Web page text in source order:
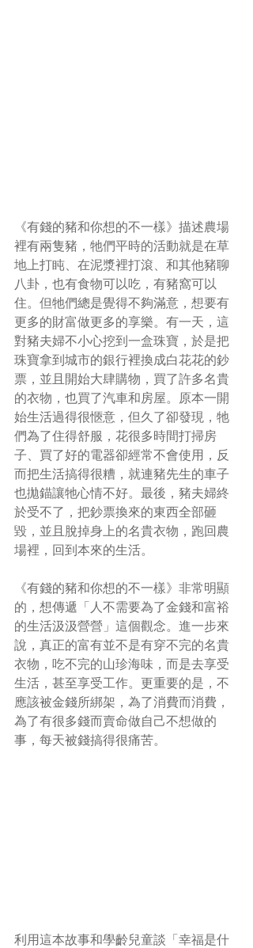
《有錢的豬和你想的不一樣》描述農場
裡有兩隻豬，牠們平時的活動就是在草
地上打盹、在泥漿裡打滾、和其他豬聊
八卦，也有食物可以吃，有豬窩可以
住。但牠們總是覺得不夠滿意，想要有
更多的財富做更多的享樂。有一天，這
對豬夫婦不小心挖到一盒珠寶，於是把
珠寶拿到城市的銀行裡換成白花花的鈔
票，並且開始大肆購物，買了許多名貴
的衣物，也買了汽車和房屋。原本一開
始生活過得很愜意，但久了卻發現，牠
們為了住得舒服，花很多時間打掃房
子、買了好的電器卻經常不會使用，反
而把生活搞得很糟，就連豬先生的車子
也拋錨讓牠心情不好。最後，豬夫婦終
於受不了，把鈔票換來的東西全部砸
毀，並且脫掉身上的名貴衣物，跑回農
場裡，回到本來的生活。
《有錢的豬和你想的不一樣》非常明顯
的，想傳遞「人不需要為了金錢和富裕
的生活汲汲營營」這個觀念。進一步來
說，真正的富有並不是有穿不完的名貴
衣物，吃不完的山珍海味，而是去享受
生活，甚至享受工作。更重要的是，不
應該被金錢所綁架，為了消費而消費，
為了有很多錢而賣命做自己不想做的
事，每天被錢搞得很痛苦。
利用這本故事和學齡兒童談「幸福是什